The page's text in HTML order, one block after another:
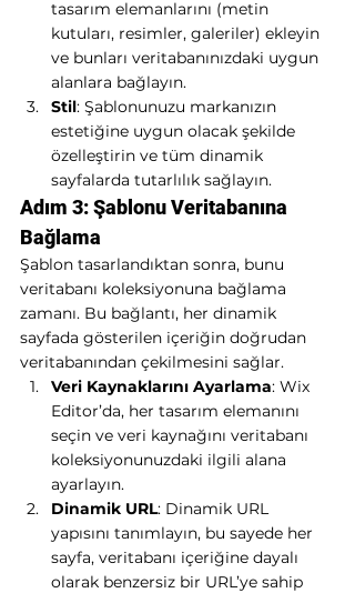
tasarım elemanlarını (metin
kutuları, resimler, galeriler) ekleyin
ve bunları veritabanınızdaki uygun
alanlara bağlayın.
Stil: Şablonunuzu markanızın
estetiğine uygun olacak şekilde
özelleştirin ve tüm dinamik
sayfalarda tutarlılık sağlayın.
Adım 3: Şablonu Veritabanına
Bağlama
Şablon tasarlandıktan sonra, bunu
veritabanı koleksiyonuna bağlama
zamanı. Bu bağlantı, her dinamik
sayfada gösterilen içeriğin doğrudan
veritabanından çekilmesini sağlar.
Veri Kaynaklarını Ayarlama: Wix
Editor’da, her tasarım elemanını
seçin ve veri kaynağını veritabanı
koleksiyonunuzdaki ilgili alana
ayarlayın.
Dinamik URL: Dinamik URL
yapısını tanımlayın, bu sayede her
sayfa, veritabanı içeriğine dayalı
olarak benzersiz bir URL’ye sahip